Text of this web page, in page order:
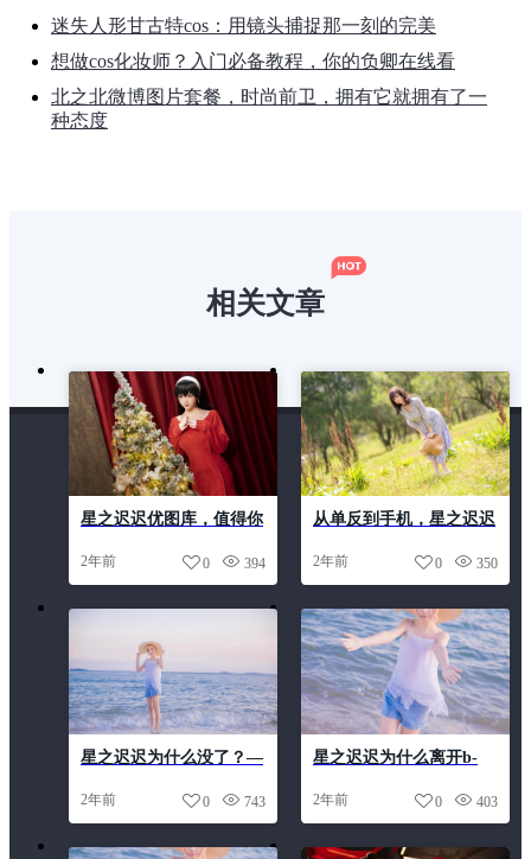
迷失人形甘古特cos：用镜头捕捉那一刻的完美
想做cos化妆师？入门必备教程，你的负卿在线看
北之北微博图片套餐，时尚前卫，拥有它就拥有了一
种态度
相关文章
星之迟迟优图库，值得你
2年前 394
0
从单反到手机，星之迟迟
2年前 350
0
星之迟迟为什么没了？—
2年前 743
0
星之迟迟为什么离开b-
cosplay
2年前 403
0